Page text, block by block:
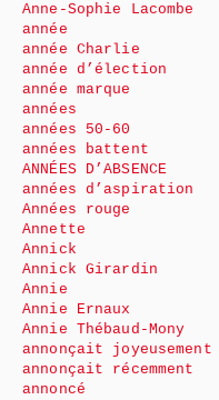
Anne-Sophie Lacombe
année
année Charlie
année d’élection
année marque
années
années 50-60
années battent
ANNÉES D’ABSENCE
années d’aspiration
Années rouge
Annette
Annick
Annick Girardin
Annie
Annie Ernaux
Annie Thébaud-Mony
annonçait joyeusement
annonçait récemment
annoncé